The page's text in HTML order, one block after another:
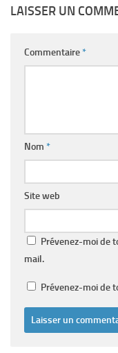
LAISSER UN
Commentaire*
Nom *
Site web
Prévenez-moi de
mail.
Prévenez-moi de